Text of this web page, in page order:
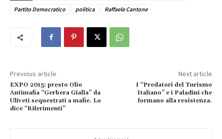
Partito Democratico
politica Raffaele Cantone
Previous article
EXPO 2015: presto Olio
Antimafia “Gerbera Gialla” da
Uliveti sequestrati a mafie. Lo
dice “Riferimenti”
Next article
I “Predatori del Turismo
Italiano” e i Paladini che
formano alla resistenza.